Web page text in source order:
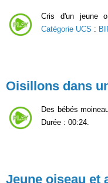
Cris d'un jeune
Catégorie UCS :
Oisillons dans
Des bébés
Durée : 00:24.
Jeune oiseau et